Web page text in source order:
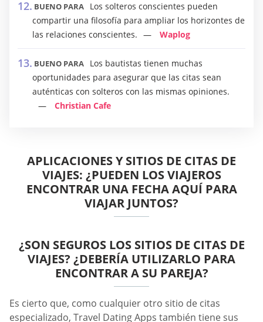
BUENO PARA
Los solteros conscientes pueden
compartir una filosofía para ampliar los horizontes de
las relaciones conscientes.
Waplog
BUENO PARA
Los bautistas tienen muchas
oportunidades para asegurar que las citas sean
auténticas con solteros con las mismas opiniones.
Christian Cafe
APLICACIONES Y SITIOS DE CITAS DE
VIAJES: ¿PUEDEN LOS VIAJEROS
ENCONTRAR UNA FECHA AQUÍ PARA
VIAJAR JUNTOS?
¿SON SEGUROS LOS SITIOS DE CITAS DE
VIAJES? ¿DEBERÍA UTILIZARLO PARA
ENCONTRAR A SU PAREJA?
Es cierto que, como cualquier otro sitio de citas
especializado, Travel Dating Apps también tiene sus